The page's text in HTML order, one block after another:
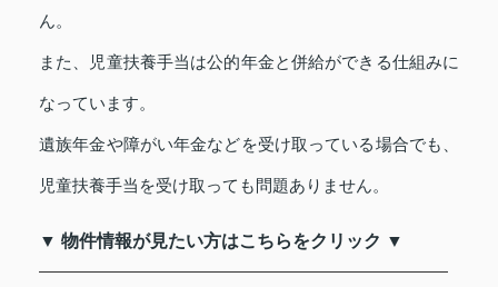
ん。
また、児童扶養手当は公的年金と併給ができる仕組みに
なっています。
遺族年金や障がい年金などを受け取っている場合でも、
児童扶養手当を受け取っても問題ありません。
▼ 物件情報が見たい方はこちらをクリック ▼